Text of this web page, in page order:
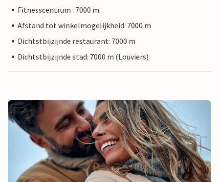
Fitnesscentrum : 7000 m
Afstand tot winkelmogelijkheid: 7000 m
Dichtstbijzijnde restaurant: 7000 m
Dichtstbijzijnde stad: 7000 m (Louviers)